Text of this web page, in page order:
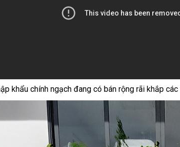
khẩu chính ngạch đang có bán rộng rãi khắp